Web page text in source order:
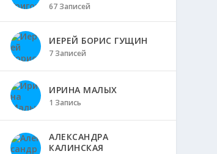
67 Записей
ИЕРЕЙ БОРИС ГУЩИН
7 Записей
ИРИНА МАЛЫХ
1 Запись
АЛЕКСАНДРА
КАЛИНСКАЯ